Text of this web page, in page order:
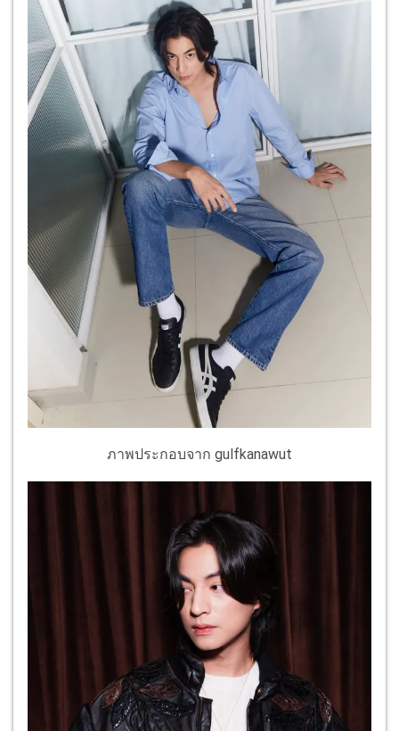
ภาพประกอบจาก gulfkanawut